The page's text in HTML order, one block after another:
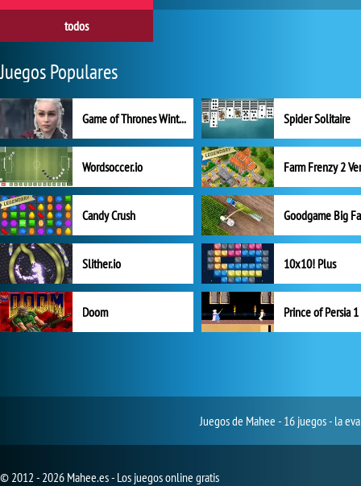
todos
Juegos Populares
Game of Thrones Winter is Coming Spider Solitaire
Wordsoccer.io
Candy Crush Goodgame Big
Slither.io 10x10! Plus
Doom Prince of Persia 1
Juegos de Mahee - 16 juegos - la
© 2012 - 2026 Mahee.es - Los juegos online gratis